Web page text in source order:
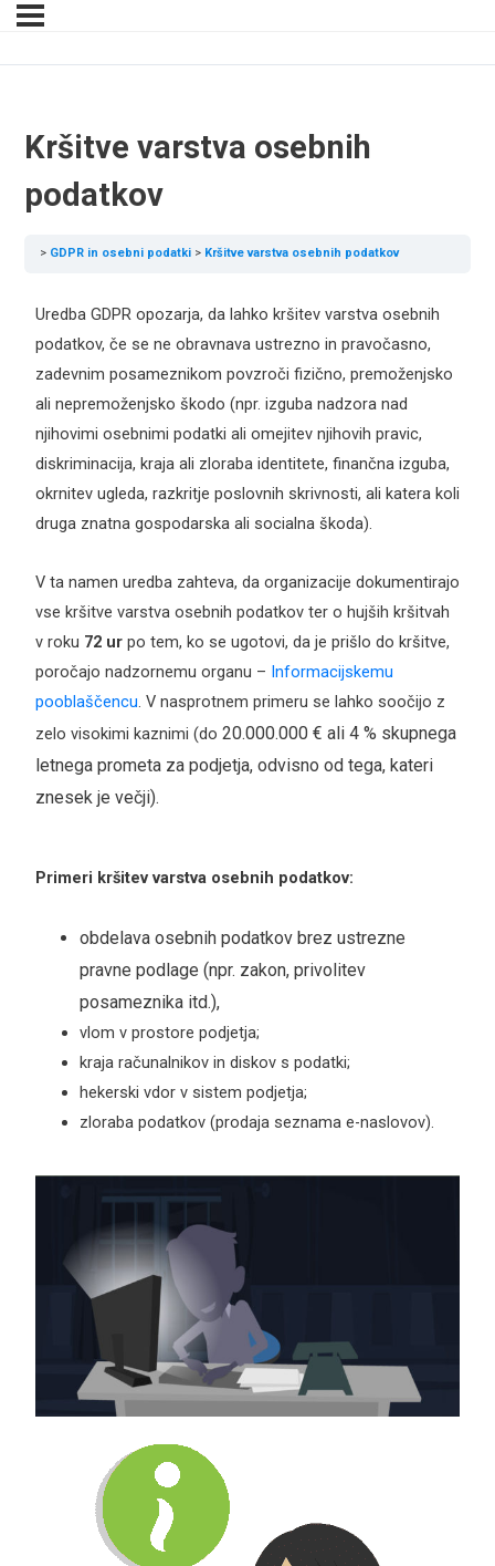
Kršitve varstva osebnih
podatkov
GDPR in osebni podatki Kršitve varstva osebnih podatkov
Uredba GDPR opozarja, da lahko kršitev varstva osebnih
podatkov, če se ne obravnava ustrezno in pravočasno,
zadevnim posameznikom povzroči fizično, premoženjsko
ali nepremoženjsko škodo (npr. izguba nadzora nad
njihovimi osebnimi podatki ali omejitev njihovih pravic,
diskriminacija, kraja ali zloraba identitete, finančna izguba,
okrnitev ugleda, razkritje poslovnih skrivnosti, ali katera koli
druga znatna gospodarska ali socialna škoda).
V ta namen uredba zahteva, da organizacije dokumentirajo
vse kršitve varstva osebnih podatkov ter o hujših kršitvah
v roku 72 urpo tem, ko se ugotovi, da je prišlo do kršitve,
poročajo nadzornemu organu – Informacijskemu
pooblaščencu. V nasprotnem primeru se lahko soočijo z
zelo visokimi kaznimi (do 20.000.000 € ali 4 % skupnega
letnega prometa za podjetja, odvisno od tega, kateri
znesek je večji).
Primeri kršitev varstva osebnih podatkov:
obdelava osebnih podatkov brez ustrezne
pravne podlage (npr. zakon, privolitev
posameznika itd.),
vlom v prostore podjetja;
kraja računalnikov in diskov s podatki;
hekerski vdor v sistem podjetja;
zloraba podatkov (prodaja seznama e-naslovov).